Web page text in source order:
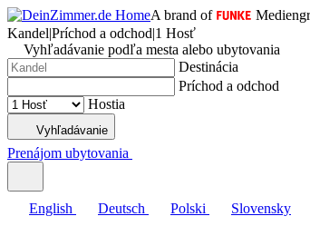
A brand of
Kandel|Príchod a odchod|1 Hosť
Vyhľadávanie podľa mesta alebo ubytovania
Destinácia
Príchod a odchod
Hostia
Vyhľadávanie
Prenájom ubytovania
English Deutsch Polski Slovensky